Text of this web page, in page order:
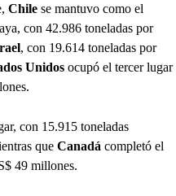
Chile se mantuvo como el
con 42.986 toneladas por
, con 19.614 toneladas por
Unidos ocupó el tercer lugar
con 15.915 toneladas
que Canadá completó el
49 millones.